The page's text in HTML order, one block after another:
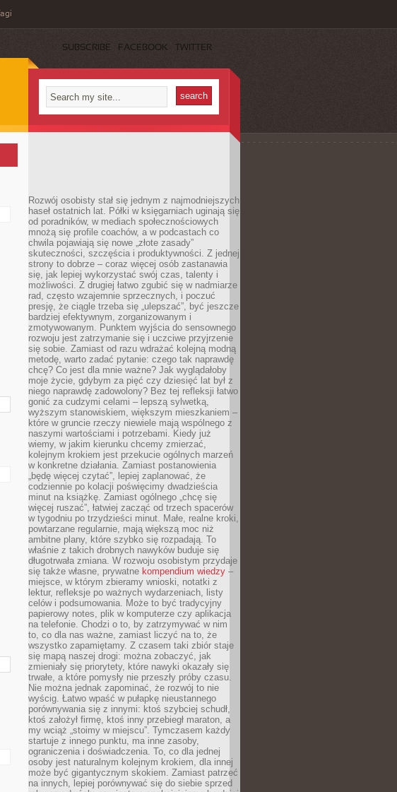
Tagi
SUBSCRIBE FACEBOOK TWITTER
Rozwój osobisty stał się jednym z najmodniejszych
haseł ostatnich lat. Półki w księgarniach uginają się
od poradników, w mediach społecznościowych
mnożą się profile coachów, a w podcastach co
chwila pojawiają się nowe „złote zasady”
skuteczności, szczęścia i produktywności. Z jednej
strony to dobrze – coraz więcej osób zastanawia
się, jak lepiej wykorzystać swój czas, talenty i
możliwości. Z drugiej łatwo zgubić się w nadmiarze
rad, często wzajemnie sprzecznych, i poczuć
presję, że ciągle trzeba się „ulepszać”, być jeszcze
bardziej efektywnym, zorganizowanym i
zmotywowanym. Punktem wyjścia do sensownego
rozwoju jest zatrzymanie się i uczciwe przyjrzenie
się sobie. Zamiast od razu wdrażać kolejną modną
metodę, warto zadać pytanie: czego tak naprawdę
chcę? Co jest dla mnie ważne? Jak wyglądałoby
moje życie, gdybym za pięć czy dziesięć lat był z
niego naprawdę zadowolony? Bez tej refleksji łatwo
gonić za cudzymi celami – lepszą sylwetką,
wyższym stanowiskiem, większym mieszkaniem –
które w gruncie rzeczy niewiele mają wspólnego z
naszymi wartościami i potrzebami. Kiedy już
wiemy, w jakim kierunku chcemy zmierzać,
kolejnym krokiem jest przekucie ogólnych marzeń
w konkretne działania. Zamiast postanowienia
„będę więcej czytać”, lepiej zaplanować, że
codziennie po kolacji poświęcimy dwadzieścia
minut na książkę. Zamiast ogólnego „chcę się
więcej ruszać”, łatwiej zacząć od trzech spacerów
w tygodniu po trzydzieści minut. Małe, realne kroki,
powtarzane regularnie, mają większą moc niż
ambitne plany, które szybko się rozpadają. To
właśnie z takich drobnych nawyków buduje się
długotrwała zmiana. W rozwoju osobistym przydaje
się także własne, prywatne kompendium wiedzy –
miejsce, w którym zbieramy wnioski, notatki z
lektur, refleksje po ważnych wydarzeniach, listy
celów i podsumowania. Może to być tradycyjny
papierowy notes, plik w komputerze czy aplikacja
na telefonie. Chodzi o to, by zatrzymywać w nim
to, co dla nas ważne, zamiast liczyć na to, że
wszystko zapamiętamy. Z czasem taki zbiór staje
się mapą naszej drogi: można zobaczyć, jak
zmieniały się priorytety, które nawyki okazały się
trwałe, a które pomysły nie przeszły próby czasu.
Nie można jednak zapominać, że rozwój to nie
wyścig. Łatwo wpaść w pułapkę nieustannego
porównywania się z innymi: ktoś szybciej schudł,
ktoś założył firmę, ktoś inny przebiegł maraton, a
my wciąż „stoimy w miejscu”. Tymczasem każdy
startuje z innego punktu, ma inne zasoby,
ograniczenia i doświadczenia. To, co dla jednej
osoby jest naturalnym kolejnym krokiem, dla innej
może być gigantycznym skokiem. Zamiast patrzeć
na innych, lepiej porównywać się do siebie sprzed